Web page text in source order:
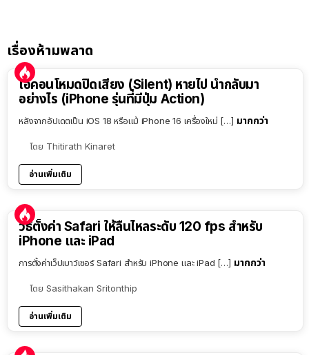
เรื่องห้ามพลาด
ไอคอนโหมดปิดเสียง (Silent) หายไป นำกลับมา
อย่างไร (iPhone รุ่นที่มีปุ่ม Action)
หลังจากอัปเดตเป็น iOS 18 หรือแม้ iPhone 16 เครื่องใหม่ […] มากกว่า
โดย Thitirath Kinaret
อ่านเพิ่มเติม
วิธีตั้งค่า Safari ให้ลื่นไหลระดับ 120 fps สำหรับ
iPhone และ iPad
การตั้งค่าเว็ปเบาว์เซอร์ Safari สำหรับ iPhone และ iPad […] มากกว่า
โดย Sasithakan Sritonthip
อ่านเพิ่มเติม